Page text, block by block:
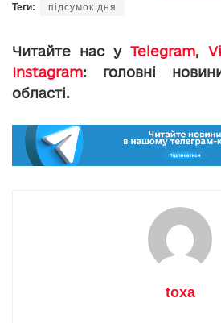
Теги: підсумок дня
Читайте нас у Telegram,
Instagram: головні
області.
toxa